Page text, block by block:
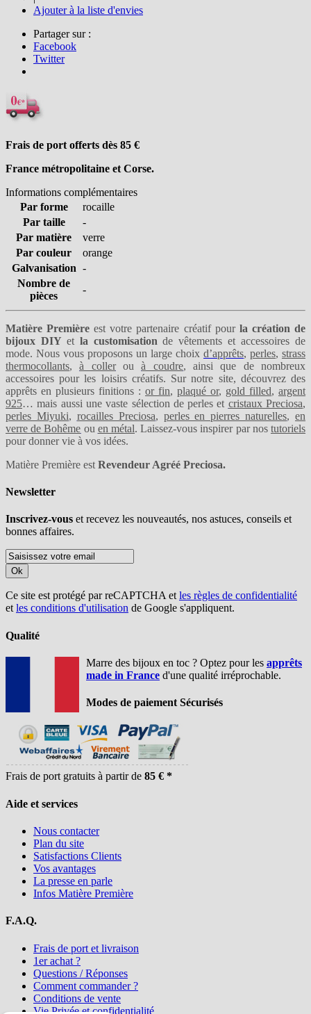
Ajouter à la liste d'envies
Partager sur :
Facebook
Twitter
Frais de port offerts dès 85 €
France métropolitaine et Corse.
Informations complémentaires
Par forme
rocaille
Par taille
-
Par matière
verre
Par couleur
orange
Galvanisation -
Nombre de
pièces
-
Matière Première est votre partenaire créatif pourla création de
bijoux DIY etla customisation de vêtements et accessoires de
mode. Nous vous proposons un large choix d’apprêts, perles, strass
thermocollants,à collerouà coudre, ainsi que de nombreux
accessoires pour les loisirs créatifs. Sur notre site, découvrez des
apprêts en plusieurs finitions : or fin, plaqué or, gold filled, argent
925… mais aussi une vaste sélection de perles et cristaux Preciosa,
perles Miyuki, rocailles Preciosa, perles en pierres naturelles, en
verre de Bohême ou en métal. Laissez-vous inspirer par nostutoriels
pour donner vie à vos idées.
Matière Première est Revendeur Agréé Preciosa.
Newsletter
Inscrivez-vous et recevez les nouveautés, nos astuces, conseils et
bonnes affaires.
Ok
Ce site est protégé par reCAPTCHA etles règles de confidentialité
etles conditions d'utilisation de Google s'appliquent.
Qualité
Marre des bijoux en toc ? Optez pour les apprêts
made in France d'une qualité irréprochable.
Modes de paiement Sécurisés
Frais de port gratuits à partir de 85 € *
Aide et services
Nous contacter
Plan du site
Satisfactions Clients
Vos avantages
La presse en parle
Infos Matière Première
F.A.Q.
Frais de port et livraison
1er achat ?
Questions / Réponses
Comment commander ?
Conditions de vente
Vie Privée et confidentialité